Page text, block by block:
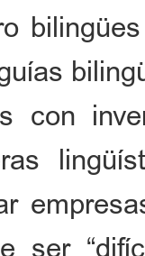
con
ser